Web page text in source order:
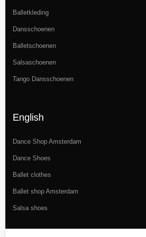
Balletkleding
Dansschoenen
Balletschoenen
Salsaschoenen
Tango Dansschoenen
English
Dance Shop Amsterdam
Dance Shoes
Ballet clothes
Ballet shop Amsterdam
Salsa shoes